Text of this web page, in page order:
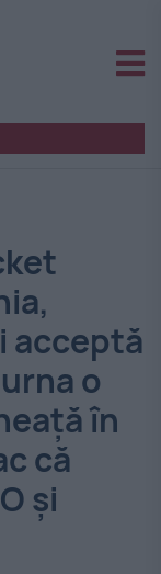
acceptă
o
în
că
și